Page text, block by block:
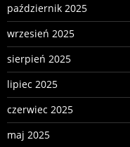
październik 2025
wrzesień 2025
sierpień 2025
lipiec 2025
czerwiec 2025
maj 2025